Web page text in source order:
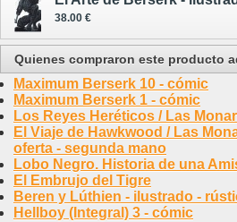
38.00 €
Quienes compraron este producto
Maximum Berserk 10 - cómic
Maximum Berserk 1 - cómic
Los Reyes Heréticos / Las
El Viaje de Hawkwood / Las
oferta - segunda mano
Lobo Negro. Historia de una
El Embrujo del Tigre
Beren y Lúthien - ilustrado -
Hellboy (Integral) 3 - cómic